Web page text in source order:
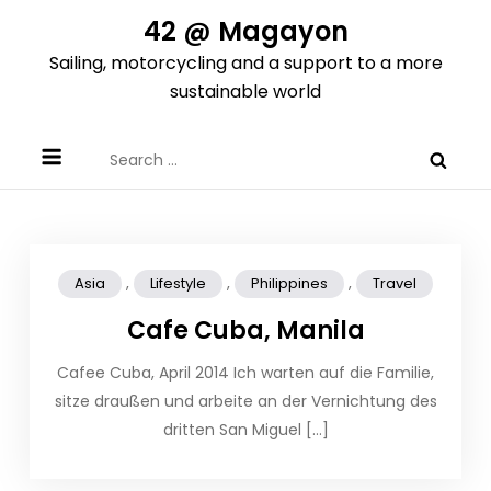
content
42 @ Magayon
Sailing, motorcycling and a support to a more
sustainable world
for:
Asia , Lifestyle , Philippines , Travel
Cafe Cuba, Manila
Cafee Cuba, April 2014 Ich warten auf die Familie,
sitze draußen und arbeite an der Vernichtung des
dritten San Miguel […]